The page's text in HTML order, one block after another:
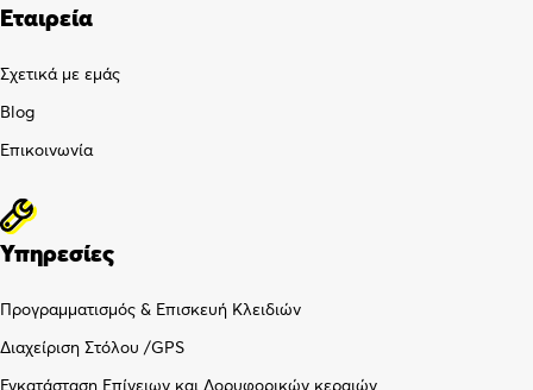
Εταιρεία
Σχετικά με εμάς
Blog
Επικοινωνία
Υπηρεσίες
Προγραμματισμός & Επισκευή Κλειδιών
Διαχείριση Στόλου /GPS
Εγκατάσταση Επίγειων και Δορυφορικών κεραιών